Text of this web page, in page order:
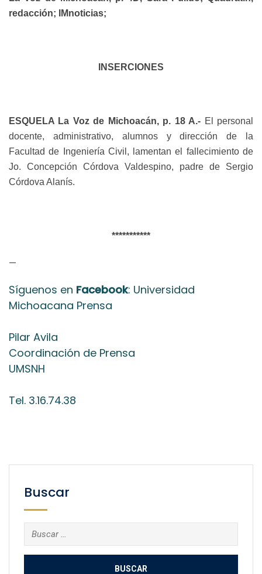
redacción; IMnoticias;
INSERCIONES
ESQUELA La Voz de Michoacán, p. 18 A.- El personal
docente, administrativo, alumnos y dirección de la
Facultad de Ingeniería Civil, lamentan el fallecimiento de
Jo. Concepción Córdova Valdespino, padre de Sergio
Córdova Alanís.
***********
—
Síguenos en Facebook: Universidad
Michoacana Prensa
Pilar Avila
Coordinación de Prensa
UMSNH
Tel. 3.16.74.38
Buscar
Buscar: